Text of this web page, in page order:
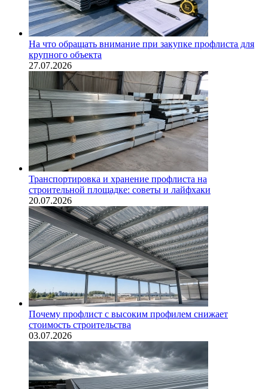
На что обращать внимание при закупке профлиста для
крупного объекта
27.07.2026
Транспортировка и хранение профлиста на
строительной площадке: советы и лайфхаки
20.07.2026
Почему профлист с высоким профилем снижает
стоимость строительства
03.07.2026